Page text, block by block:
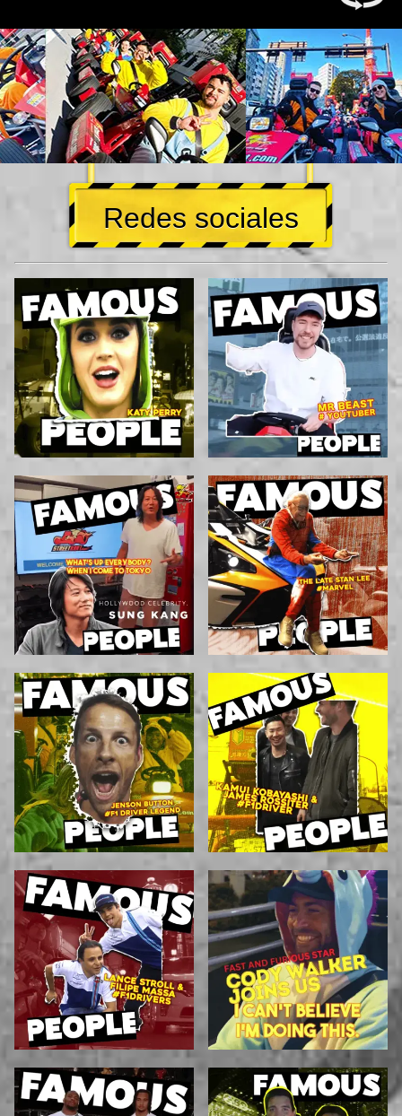
Redes sociales